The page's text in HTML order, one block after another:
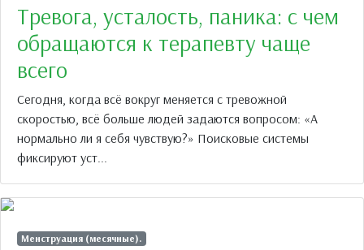
Тревога, усталость, паника: с чем
обращаются к терапевту чаще
всего
Сегодня, когда всё вокруг меняется с тревожной
скоростью, всё больше людей задаются вопросом: «А
нормально ли я себя чувствую?» Поисковые системы
фиксируют уст...
Менструация (месячные).